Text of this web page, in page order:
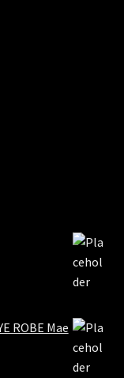
ROBE Mae